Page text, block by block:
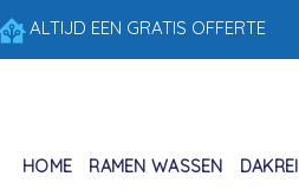
ALTIJD EEN GRATIS OFFERTE
HOME RAMEN WASSEN